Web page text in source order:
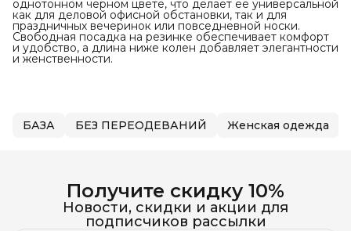
однотонном черном цвете, что делает ее универсальной
как для деловой офисной обстановки, так и для
праздничных вечеринок или повседневной носки.
Свободная посадка на резинке обеспечивает комфорт
и удобство, а длина ниже колен добавляет элегантности
и женственности.
БАЗА БЕЗ ПЕРЕОДЕВАНИЙ Женская одежда
Получите скидку 10%
Новости, скидки и акции для
подписчиков рассылки